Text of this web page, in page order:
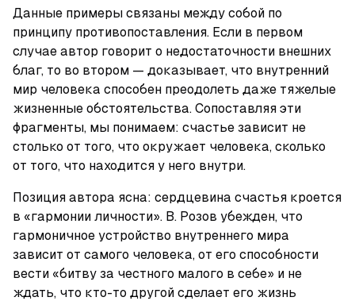
Данные примеры связаны между собой по
принципу противопоставления. Если в первом
случае автор говорит о недостаточности внешних
благ, то во втором — доказывает, что внутренний
мир человека способен преодолеть даже тяжелые
жизненные обстоятельства. Сопоставляя эти
фрагменты, мы понимаем: счастье зависит не
столько от того, что окружает человека, сколько
от того, что находится у него внутри.
Позиция автора ясна: сердцевина счастья кроется
в «гармонии личности». В. Розов убежден, что
гармоничное устройство внутреннего мира
зависит от самого человека, от его способности
вести «битву за честного малого в себе» и не
ждать, что кто-то другой сделает его жизнь